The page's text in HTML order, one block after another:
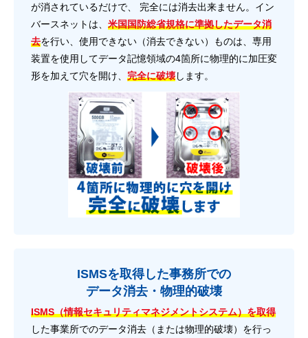
が消されているだけで、 完全には消去出来ません。イン
バースネットは、 米国国防総省規格に準拠したデータ消
去を行い、使用できない（消去できない）ものは、専用
装置を使用してデータ記憶領域の4箇所に物理的に加圧変
形を加えて穴を開け、 完全に破壊します。
ISMSを取得した事務所での
データ消去・物理的破壊
ISMS（情報セキュリティマネジメントシステム）を取得
した事業所でのデータ消去（または物理的破壊）を行っ